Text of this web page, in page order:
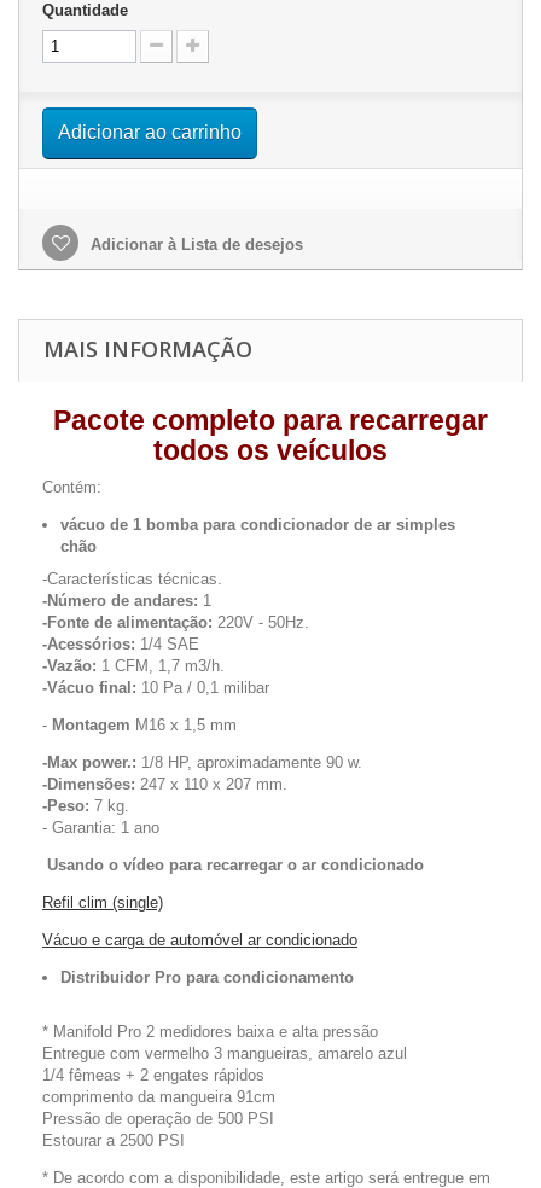
Quantidade
Adicionar ao carrinho
Adicionar à Lista de desejos
MAIS INFORMAÇÃO
Pacote completo para recarregar
todos os veículos
Contém:
vácuo de 1 bomba para condicionador de ar simples
chão
-Características técnicas.
-Número de andares: 1
-Fonte de alimentação: 220V - 50Hz.
-Acessórios: 1/4 SAE
-Vazão: 1 CFM, 1,7 m3/h.
-Vácuo final: 10 Pa / 0,1 milibar
- Montagem M16 x 1,5 mm
-Max power.: 1/8 HP, aproximadamente 90 w.
-Dimensões: 247 x 110 x 207 mm.
-Peso: 7 kg.
- Garantia: 1 ano
Usando o vídeo para recarregar o ar condicionado
Refil clim (single)
Vácuo e carga de automóvel ar condicionado
Distribuidor Pro para condicionamento
* Manifold Pro 2 medidores baixa e alta pressão
Entregue com vermelho 3 mangueiras, amarelo azul
1/4 fêmeas + 2 engates rápidos
comprimento da mangueira 91cm
Pressão de operação de 500 PSI
Estourar a 2500 PSI
* De acordo com a disponibilidade, este artigo será entregue em